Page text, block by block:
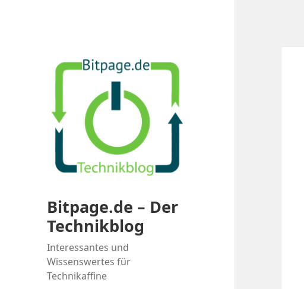
Bitpage.de – Der
Technikblog
Interessantes und
Wissenswertes für
Technikaffine